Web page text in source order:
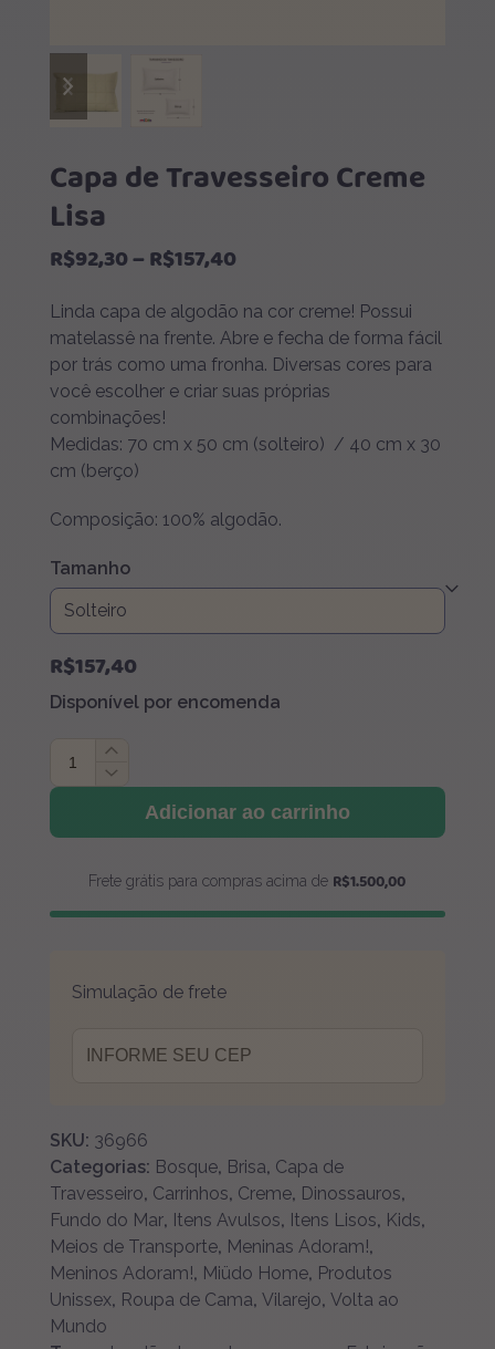
previous
slide
slide
Capa de Travesseiro Creme
Lisa
R$92,30–R$157,40Faixa
preço:
R$92,30
através
Linda capa de algodão na cor creme! Possui
matelassê na frente. Abre e fecha de forma fácil
por trás como uma fronha. Diversas cores para
você escolher e criar suas próprias
combinações!
Medidas: 70 cm x 50 cm (solteiro) / 40 cm x 30
cm (berço)
Composição: 100% algodão.
Tamanho
R$157,40
Disponível por encomenda
Creme
quantidade
Adicionar ao carrinho
Frete grátis para compras acima de R$1.500,00
Simulação de frete
SKU: 36966
Categorias: Bosque, Brisa, Capa de
Travesseiro, Carrinhos, Creme, Dinossauros,
Fundo do Mar, Itens Avulsos, Itens Lisos, Kids,
Meios de Transporte, Meninas Adoram!,
Meninos Adoram!, Miüdo Home, Produtos
Unissex, Roupa de Cama, Vilarejo, Volta ao
Mundo